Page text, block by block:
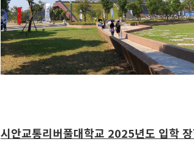
시안교통리버풀대학교 2025년도 입학